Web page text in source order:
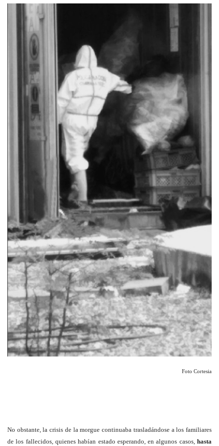
Foto Cortesia
No obstante, la crisis de la morgue continuaba trasladándose a los familiares
de los fallecidos, quienes habían estado esperando, en algunos casos, hasta